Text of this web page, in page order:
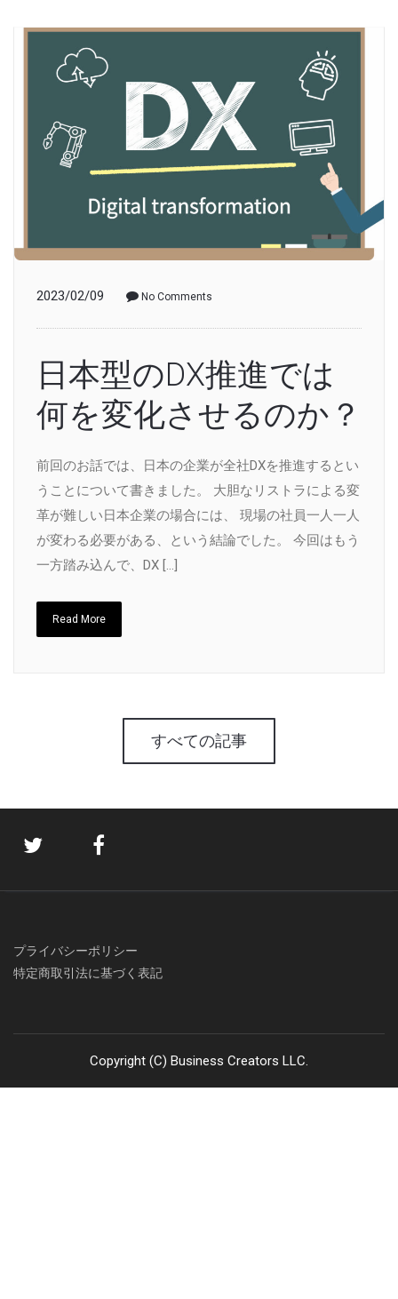
2023/02/09 No Comments
日本型のDX推進では
何を変化させるのか？
前回のお話では、日本の企業が全社DXを推進するとい
うことについて書きました。 大胆なリストラによる変
革が難しい日本企業の場合には、 現場の社員一人一人
が変わる必要がある、という結論でした。 今回はもう
一方踏み込んで、DX […]
Read More
すべての記事
プライバシーポリシー
特定商取引法に基づく表記
Copyright (C) Business Creators LLC.